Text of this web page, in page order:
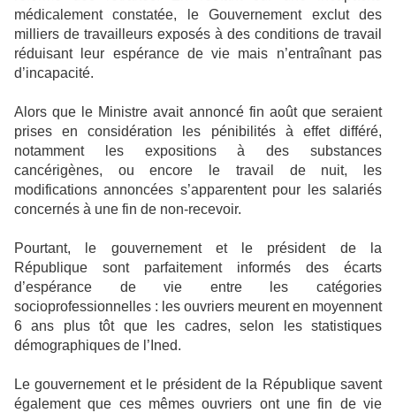
médicalement constatée, le Gouvernement exclut des
milliers de travailleurs exposés à des conditions de travail
réduisant leur espérance de vie mais n’entraînant pas
d’incapacité.
Alors que le Ministre avait annoncé fin août que seraient
prises en considération les pénibilités à effet différé,
notamment les expositions à des substances
cancérigènes, ou encore le travail de nuit, les
modifications annoncées s’apparentent pour les salariés
concernés à une fin de non-recevoir.
Pourtant, le gouvernement et le président de la
République sont parfaitement informés des écarts
d’espérance de vie entre les catégories
socioprofessionnelles : les ouvriers meurent en moyennent
6 ans plus tôt que les cadres, selon les statistiques
démographiques de l’Ined.
Le gouvernement et le président de la République savent
également que ces mêmes ouvriers ont une fin de vie